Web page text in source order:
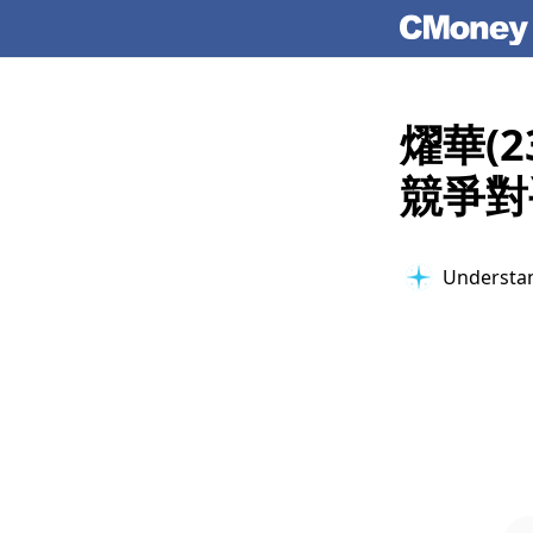
燿華
競爭